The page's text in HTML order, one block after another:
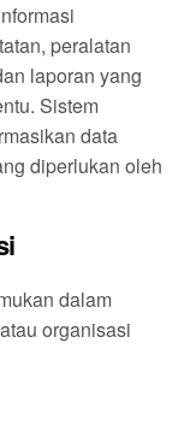
peralatan
laporan yang
Sistem
data
diperlukan oleh
dalam
organisasi